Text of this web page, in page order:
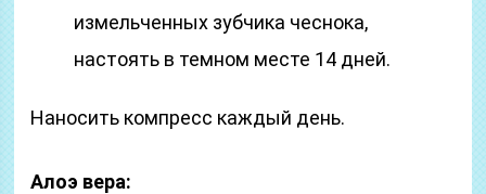
измельченных зубчика чеснока,
настоять в темном месте 14 дней.
Наносить компресс каждый день.
Алоэ вера: